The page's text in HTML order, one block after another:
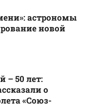
астрономы
новой
– 50 лет:
о
«Союз-